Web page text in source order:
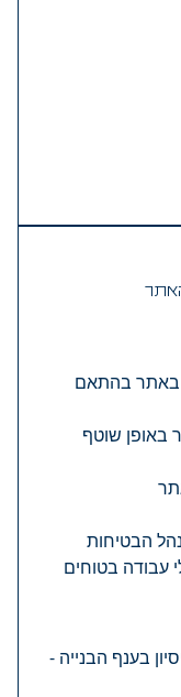
באתר בהתאם
באופן שוטף
הבטיחות
עבודה בטוחים
בענף הבנייה -